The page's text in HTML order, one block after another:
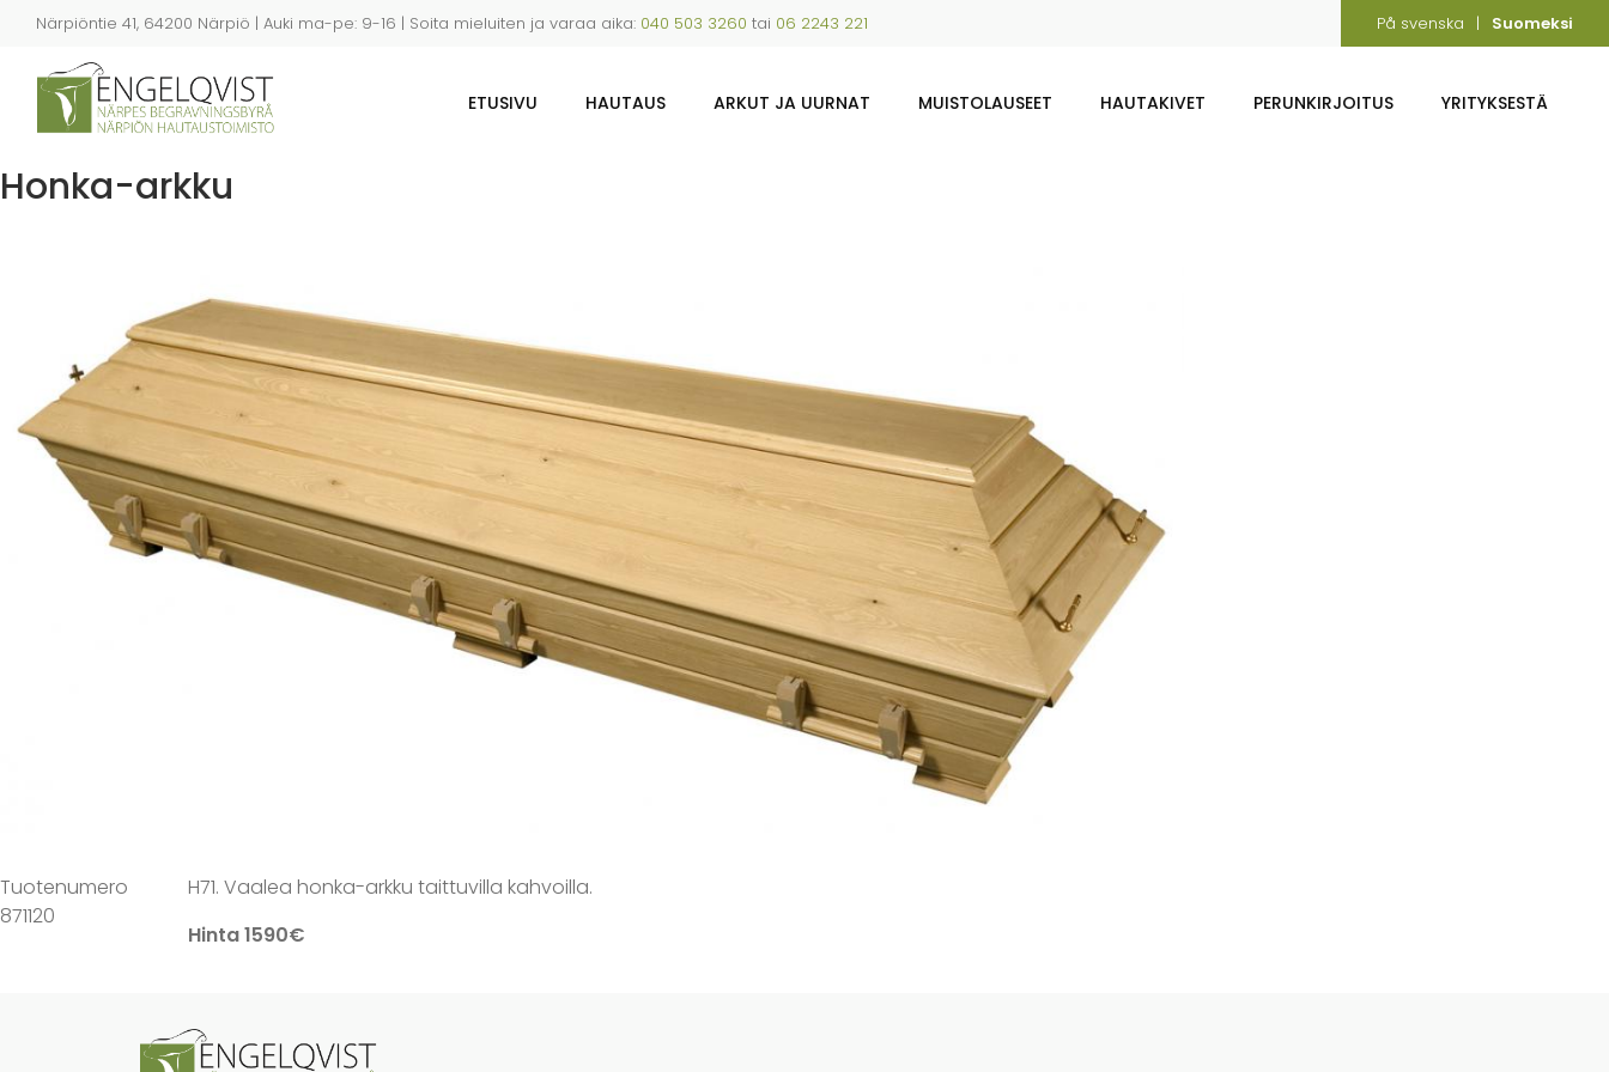
Hyppää
Närpiöntie 41, 64200 Närpiö | Auki ma-pe: 9-16 | Soita mieluiten ja varaa aika: 040 503 3260 tai 06 2243 221 På svenska Suomeksi
ETUSIVU HAUTAUS ARKUT JA UURNAT MUISTOLAUSEET HAUTAKIVET PERUNKIRJOITUS YRITYKSESTÄ
Honka-arkku
Tuotenumero
871120
H71. Vaalea honka-arkku taittuvilla kahvoilla.
Hinta 1590€